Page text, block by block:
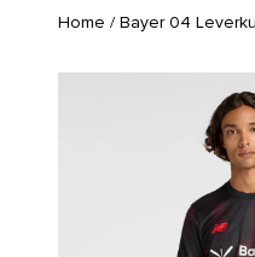
Home / Bayer 04